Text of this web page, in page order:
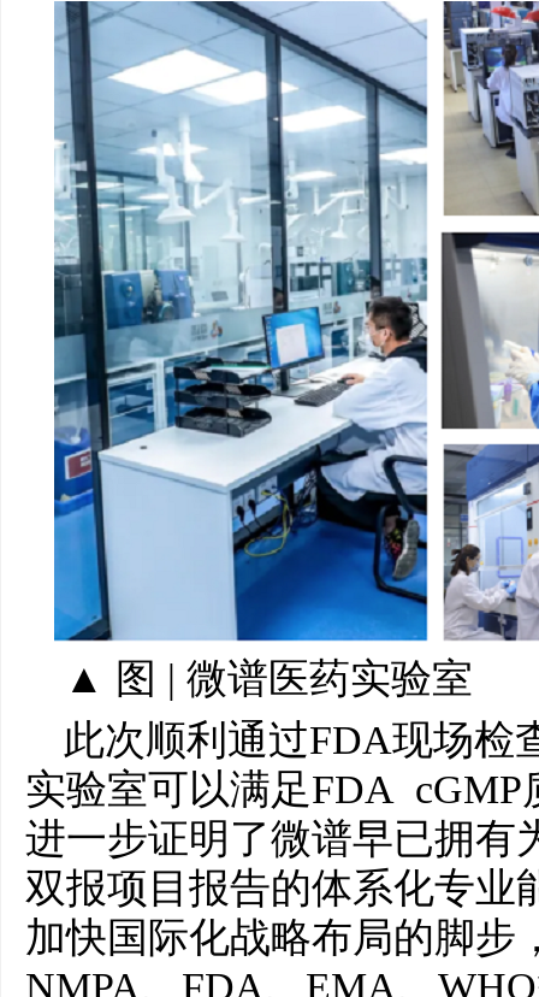
▲ 图 | 微谱医药实验室
此次顺利通过FDA现场检
实验室可以满足FDA
进一步证明了微谱早已拥有
双报项目报告的体系化专业
加快国际化战略布局的脚步
NMPA、FDA、EMA、